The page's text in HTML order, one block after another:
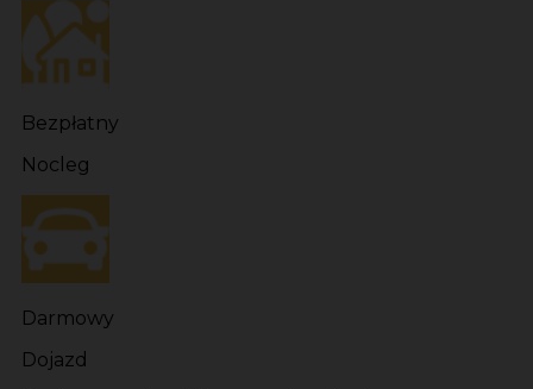
Bezpłatny
Nocleg
Darmowy
Dojazd